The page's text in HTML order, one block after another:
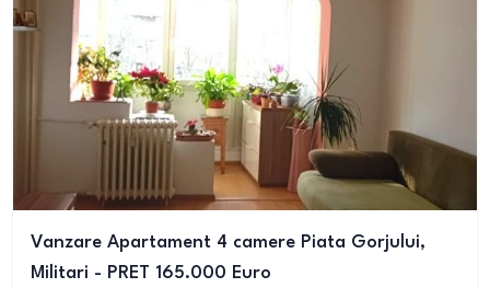
Vanzare Apartament 4 camere Piata Gorjului,
Militari - PRET 165.000 Euro